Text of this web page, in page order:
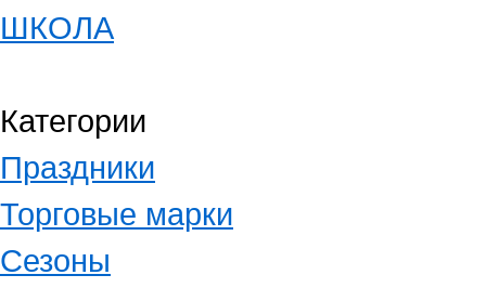
ШКОЛА
Категории
Праздники
Торговые марки
Сезоны